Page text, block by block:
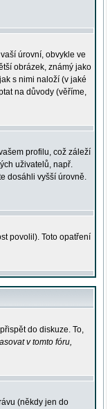
úrovní, obvykle ve
obrázek, známý jako
s nimi naloží (v jaké
na důvody (věříme,
profilu, což záleží
uživatelů, např.
dosáhli vyšší úrovně.
povolil). Toto opatření
do diskuze. To,
v tomto fóru,
(někdy jen do